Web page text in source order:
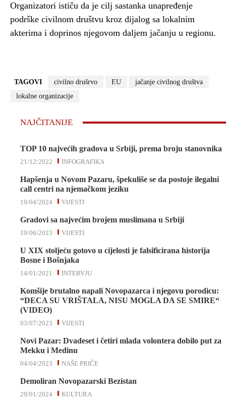
Organizatori ističu da je cilj sastanka unapređenje
podrške civilnom društvu kroz dijalog sa lokalnim
akterima i doprinos njegovom daljem jačanju u regionu.
TAGOVI civilno drušrvo EU
jačanje civilnog društva
lokalne organizacije
NAJČITANIJE
TOP 10 najvećih gradova u Srbiji, prema broju stanovnika
INFOGRAFIKA
21/12/2022
Hapšenja u Novom Pazaru, špekuliše se da postoje ilegalni
call centri na njemačkom jeziku
VIJESTI
19/04/2024
Gradovi sa najvećim brojem muslimana u Srbiji
VIJESTI
19/06/2023
U XIX stoljeću gotovo u cijelosti je falsificirana historija
Bosne i Bošnjaka
INTERVJU
14/01/2021
Komšije brutalno napali Novopazarca i njegovu porodicu:
“DECA SU VRIŠTALA, NISU MOGLA DA SE SMIRE“
(VIDEO)
VIJESTI
03/07/2023
Novi Pazar: Dvadeset i četiri mlada volontera dobilo put za
Mekku i Medinu
NAŠE PRIČE
04/04/2023
Demoliran Novopazarski Bezistan
KULTURA
29/01/2024